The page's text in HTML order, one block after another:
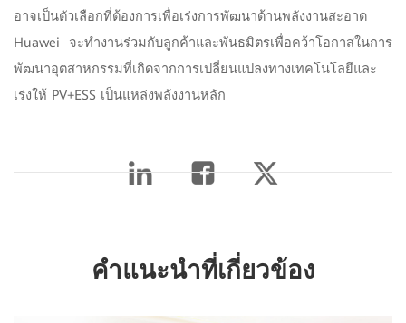
อาจเป็นตัวเลือกที่ต้องการเพื่อเร่งการพัฒนาด้านพลังงานสะอาด
Huawei จะทำงานร่วมกับลูกค้าและพันธมิตรเพื่อคว้าโอกาสในการ
พัฒนาอุตสาหกรรมที่เกิดจากการเปลี่ยนแปลงทางเทคโนโลยีและ
เร่งให้ PV+ESS เป็นแหล่งพลังงานหลัก
คำแนะนำที่เกี่ยวข้อง